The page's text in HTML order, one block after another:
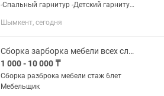
-Спальный гарнитур -Детский гарнитур
Стенки и многое другое! Быстро и
Шымкент, сегодня
Сборка зарборка мебели всех сложности мебельщик
1 000 - 10 000 ₸
Сборка разброка мебели стаж 6лет
Мебельщик